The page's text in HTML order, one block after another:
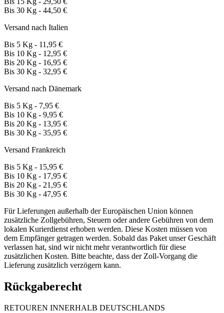
Bis 30 Kg - 44,50 €
Versand nach Italien
Bis 5 Kg - 11,95 €
Bis 10 Kg - 12,95 €
Bis 20 Kg - 16,95 €
Bis 30 Kg - 32,95 €
Versand nach Dänemark
Bis 5 Kg - 7,95 €
Bis 10 Kg - 9,95 €
Bis 20 Kg - 13,95 €
Bis 30 Kg - 35,95 €
Versand Frankreich
Bis 5 Kg - 15,95 €
Bis 10 Kg - 17,95 €
Bis 20 Kg - 21,95 €
Bis 30 Kg - 47,95 €
Für Lieferungen außerhalb der Europäischen Union können
zusätzliche Zollgebühren, Steuern oder andere Gebühren von dem
lokalen Kurierdienst erhoben werden. Diese Kosten müssen von
dem Empfänger getragen werden. Sobald das Paket unser Geschäft
verlassen hat, sind wir nicht mehr verantwortlich für diese
zusätzlichen Kosten. Bitte beachte, dass der Zoll-Vorgang die
Lieferung zusätzlich verzögern kann.
Rückgaberecht
RETOUREN INNERHALB DEUTSCHLANDS